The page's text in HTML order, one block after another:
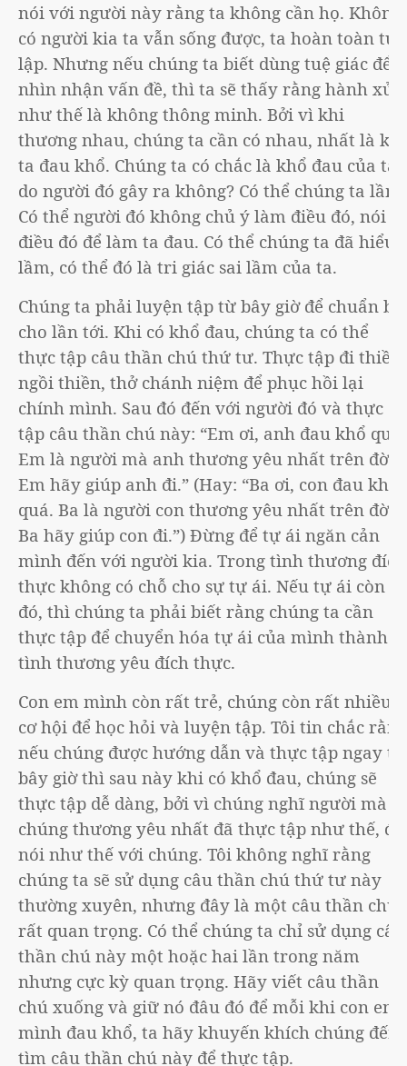
nói với người này rằng ta không cần họ. Không
có người kia ta vẫn sống được, ta hoàn toàn tự
lập. Nhưng nếu chúng ta biết dùng tuệ giác để
nhìn nhận vấn đề, thì ta sẽ thấy rằng hành xử
như thế là không thông minh. Bởi vì khi
thương nhau, chúng ta cần có nhau, nhất là khi
ta đau khổ. Chúng ta có chắc là khổ đau của ta
do người đó gây ra không? Có thể chúng ta lầm.
Có thể người đó không chủ ý làm điều đó, nói
điều đó để làm ta đau. Có thể chúng ta đã hiểu
lầm, có thể đó là tri giác sai lầm của ta.
Chúng ta phải luyện tập từ bây giờ để chuẩn bị
cho lần tới. Khi có khổ đau, chúng ta có thể
thực tập câu thần chú thứ tư. Thực tập đi thiền,
ngồi thiền, thở chánh niệm để phục hồi lại
chính mình. Sau đó đến với người đó và thực
tập câu thần chú này: “Em ơi, anh đau khổ quá.
Em là người mà anh thương yêu nhất trên đời.
Em hãy giúp anh đi.” (Hay: “Ba ơi, con đau khổ
quá. Ba là người con thương yêu nhất trên đời.
Ba hãy giúp con đi.”) Đừng để tự ái ngăn cản
mình đến với người kia. Trong tình thương đích
thực không có chỗ cho sự tự ái. Nếu tự ái còn
đó, thì chúng ta phải biết rằng chúng ta cần
thực tập để chuyển hóa tự ái của mình thành
tình thương yêu đích thực.
Con em mình còn rất trẻ, chúng còn rất nhiều
cơ hội để học hỏi và luyện tập. Tôi tin chắc rằng
nếu chúng được hướng dẫn và thực tập ngay từ
bây giờ thì sau này khi có khổ đau, chúng sẽ
thực tập dễ dàng, bởi vì chúng nghĩ người mà
chúng thương yêu nhất đã thực tập như thế, đã
nói như thế với chúng. Tôi không nghĩ rằng
chúng ta sẽ sử dụng câu thần chú thứ tư này
thường xuyên, nhưng đây là một câu thần chú
rất quan trọng. Có thể chúng ta chỉ sử dụng câu
thần chú này một hoặc hai lần trong năm
nhưng cực kỳ quan trọng. Hãy viết câu thần
chú xuống và giữ nó đâu đó để mỗi khi con em
mình đau khổ, ta hãy khuyến khích chúng đến
tìm câu thần chú này để thực tập.